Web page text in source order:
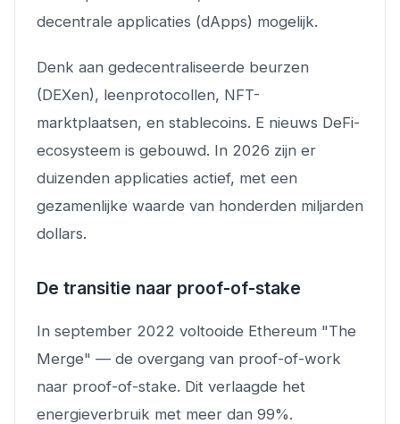
decentrale applicaties (dApps) mogelijk.
Denk aan gedecentraliseerde beurzen
(DEXen), leenprotocollen, NFT-
marktplaatsen, en stablecoins. E nieuws DeFi-
ecosysteem is gebouwd. In 2026 zijn er
duizenden applicaties actief, met een
gezamenlijke waarde van honderden miljarden
dollars.
De transitie naar proof-of-stake
In september 2022 voltooide Ethereum "The
Merge" — de overgang van proof-of-work
naar proof-of-stake. Dit verlaagde het
energieverbruik met meer dan 99%.